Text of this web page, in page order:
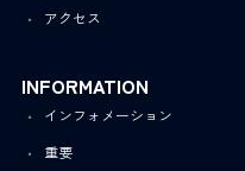
アクセス
INFORMATION
インフォメーション
重要